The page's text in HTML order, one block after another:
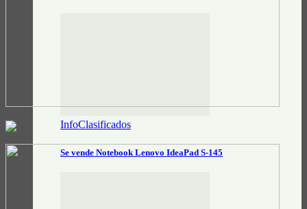
InfoClasificados
Se vende Notebook Lenovo IdeaPad S-145